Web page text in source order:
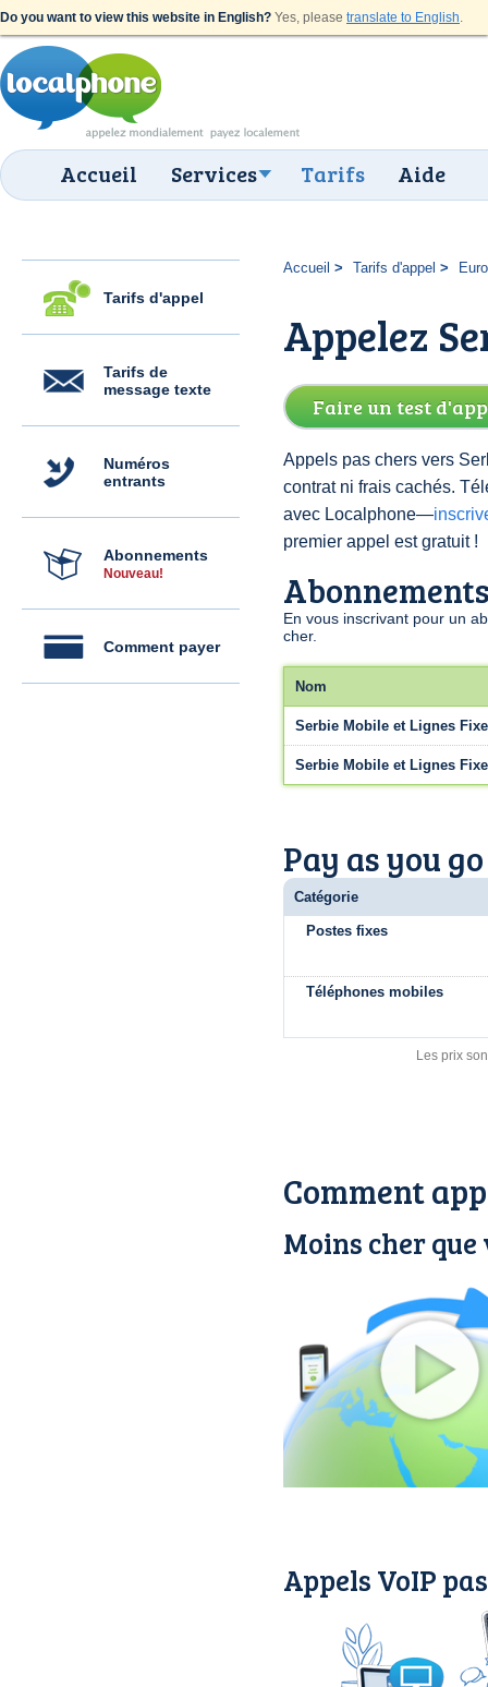
Do you want to view this website in English? Yes, please translate to English.
Accueil Services Tarifs Aide
Tarifs d'appel
Tarifs de
message texte
Numéros
entrants
Abonnements
Nouveau!
Comment payer
Accueil Tarifs d'appel
Appelez
Faire un test
Appels pas chers vers
contrat ni frais cachés.
avec Localphone—
premier appel est gratuit !
En vous inscrivant pour un
cher.
Nom
Serbie Mobile et Lignes
Serbie Mobile et Lignes
Pay as you
Catégorie
Postes fixes
Téléphones mobiles
Les prix
Comment
Moins cher
Appels VoIP